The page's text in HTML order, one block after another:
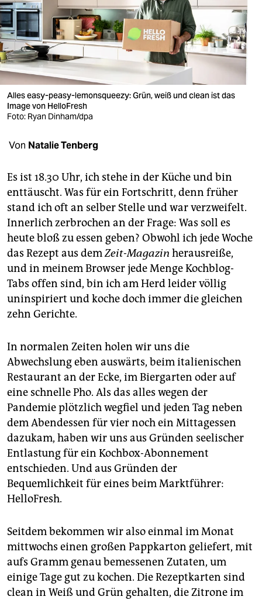
nord
wahrheit
verlag
verlag
veranstaltungen
unterstützen
abo
genossenschaft
epaper login
Alles easy-peasy-lemonsqueezy: Grün, weiß und clean ist das
Image von HelloFresh
Foto: Ryan Dinham/dpa
Von Natalie Tenberg
Es ist 18.30 Uhr, ich stehe in der Küche und bin
enttäuscht. Was für ein Fortschritt, denn früher
stand ich oft an selber Stelle und war verzweifelt.
Innerlich zerbrochen an der Frage: Was soll es
heute bloß zu essen geben? Obwohl ich jede Woche
das Rezept aus demZeit-Magazin herausreiße,
und in meinem Browser jede Menge Kochblog-
Tabs offen sind, bin ich am Herd leider völlig
uninspiriert und koche doch immer die gleichen
zehn Gerichte.
In normalen Zeiten holen wir uns die
Abwechslung eben auswärts, beim italienischen
Restaurant an der Ecke, im Biergarten oder auf
eine schnelle Pho. Als das alles wegen der
Pandemie plötzlich wegfiel und jeden Tag neben
dem Abendessen für vier noch ein Mittagessen
dazukam, haben wir uns aus Gründen seelischer
Entlastung für ein Kochbox-Abonnement
entschieden. Und aus Gründen der
Bequemlichkeit für eines beim Marktführer:
HelloFresh.
Seitdem bekommen wir also einmal im Monat
mittwochs einen großen Pappkarton geliefert, mit
aufs Gramm genau bemessenen Zutaten, um
einige Tage gut zu kochen. Die Rezeptkarten sind
clean in Weiß und Grün gehalten, die Zitrone im